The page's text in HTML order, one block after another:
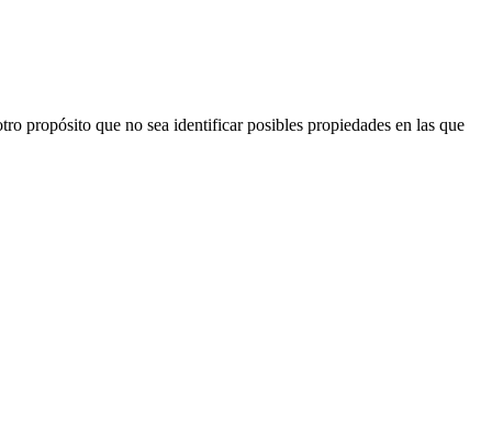
propósito que no sea identificar posibles propiedades en las que